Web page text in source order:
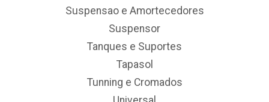
Suspensao e Amortecedores
Suspensor
Tanques e Suportes
Tapasol
Tunning e Cromados